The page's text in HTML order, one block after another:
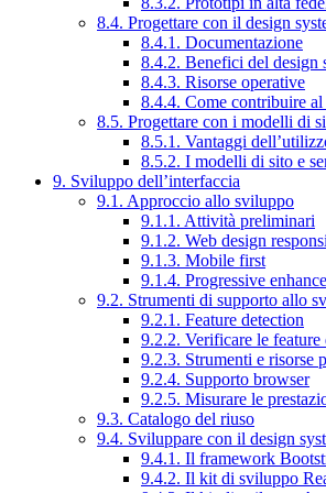
8.4. Progettare con il design
8.4.1. Documentazione
8.4.2. Benefici del design
8.4.3. Risorse operative
8.4.4. Come contribuire
8.5. Progettare con i modelli di
8.5.1. Vantaggi
8.5.2. I modelli di sito e
9. Sviluppo dell’interfaccia
9.1. Approccio allo sviluppo
9.1.1. Attività preliminari
9.1.2. Web design
9.1.3. Mobile first
9.1.4. Progressive
9.2. Strumenti di supporto allo
9.2.1. Feature detection
9.2.2. Verificare le
9.2.3. Strumenti e risorse
9.2.4. Supporto browser
9.2.5. Misurare le
9.3. Catalogo del riuso
9.4. Sviluppare con il design
9.4.1. Il framework
9.4.2. Il kit di sviluppo